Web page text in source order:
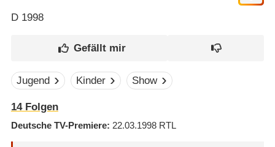
D1998
Jugend Kinder Show
14Folgen
Deutsche TV-Premiere 22.03.1998 RTL